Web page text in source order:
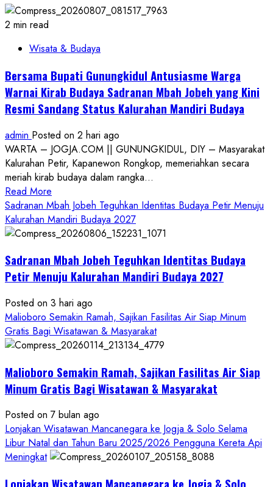
2 min read
Wisata & Budaya
Bersama Bupati Gunungkidul Antusiasme Warga
Warnai Kirab Budaya Sadranan Mbah Jobeh yang Kini
Resmi Sandang Status Kalurahan Mandiri Budaya
admin Posted on 2 hari ago
WARTA – JOGJA.COM || GUNUNGKIDUL, DIY – Masyarakat
Kalurahan Petir, Kapanewon Rongkop, memeriahkan secara
meriah kirab budaya dalam rangka...
Read More
more
about
Bersama
Gunungkidul
Antusiasme
Warnai
Kirab
Budaya
Sadranan
Jobeh
yang
Resmi
Sandang
Status
Kalurahan
Sadranan Mbah Jobeh Teguhkan Identitas Budaya Petir Menuju
Kalurahan Mandiri Budaya 2027
Sadranan Mbah Jobeh Teguhkan Identitas Budaya
Petir Menuju Kalurahan Mandiri Budaya 2027
Posted on 3 hari ago
Malioboro Semakin Ramah, Sajikan Fasilitas Air Siap Minum
Gratis Bagi Wisatawan & Masyarakat
Malioboro Semakin Ramah, Sajikan Fasilitas Air Siap
Minum Gratis Bagi Wisatawan & Masyarakat
Posted on 7 bulan ago
Lonjakan Wisatawan Mancanegara ke Jogja & Solo Selama
Libur Natal dan Tahun Baru 2025/2026 Pengguna Kereta Api
Meningkat